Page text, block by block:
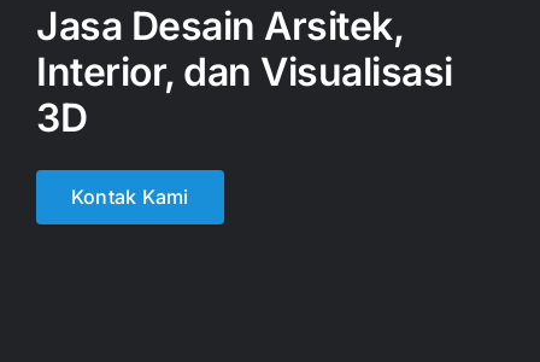
Jasa Desain Arsitek,
Interior, dan Visualisasi
3D
Kontak Kami